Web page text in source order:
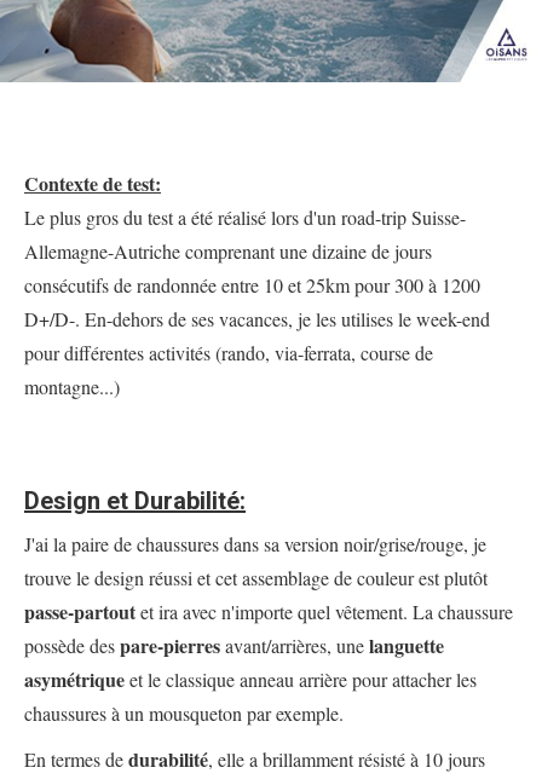
Contexte de test:
Le plus gros du test a été réalisé lors d'un road-trip Suisse-
Allemagne-Autriche comprenant une dizaine de jours
consécutifs de randonnée entre 10 et 25km pour 300 à 1200
D+/D-. En-dehors de ses vacances, je les utilises le week-end
pour différentes activités (rando, via-ferrata, course de
montagne...)
Design et Durabilité:
J'ai la paire de chaussures dans sa version noir/grise/rouge, je
trouve le design réussi et cet assemblage de couleur est plutôt
passe-partoutet ira avec n'importe quel vêtement. La chaussure
possède despare-pierresavant/arrières, unelanguette
asymétriqueet le classique anneau arrière pour attacher les
chaussures à un mousqueton par exemple.
En termes dedurabilité, elle a brillamment résisté à 10 jours